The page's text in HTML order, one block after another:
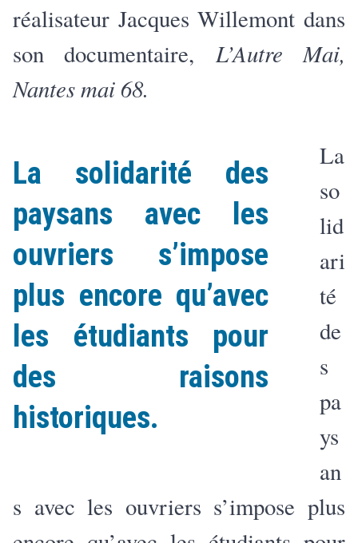
réalisateur Jacques Willemont dans
son documentaire,
L’Autre Mai,
Nantes mai 68.
La solidarité des
paysans avec les
ouvriers s’impose
plus encore qu’avec
les étudiants pour
des raisons
historiques.
La
so
lid
ari
té
de
s
pa
ys
an
s avec les ouvriers s’impose plus